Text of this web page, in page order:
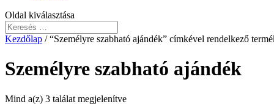
Oldal kiválasztása
Kezdőlap / “Személyre szabható ajándék” címkével rendelkező
Személyre szabható ajándék
Mind a(z) 3 találat megjelenítve